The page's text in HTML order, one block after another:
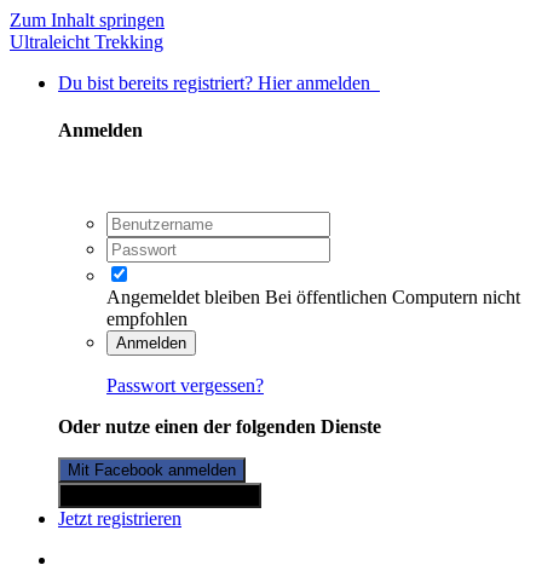
Zum Inhalt springen
Ultraleicht Trekking
Du bist bereits registriert? Hier anmelden
Anmelden
Angemeldet bleiben Bei öffentlichen Computern nicht
empfohlen
Anmelden
Passwort vergessen?
Oder nutze einen der folgenden Dienste
Mit Facebook anmelden
Jetzt registrieren